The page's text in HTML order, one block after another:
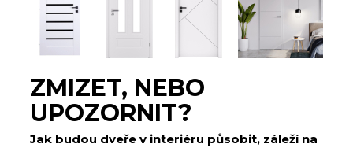
ZMIZET, NEBO
UPOZORNIT?
Jak budou dveře v interiéru působit, záleží na